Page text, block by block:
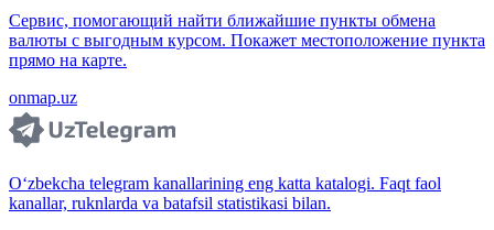
Сервис, помогающий найти ближайшие пункты обмена
валюты с выгодным курсом. Покажет местоположение пункта
прямо на карте.
onmap.uz
O‘zbekcha telegram kanallarining eng katta katalogi. Faqt faol
kanallar, ruknlarda va batafsil statistikasi bilan.